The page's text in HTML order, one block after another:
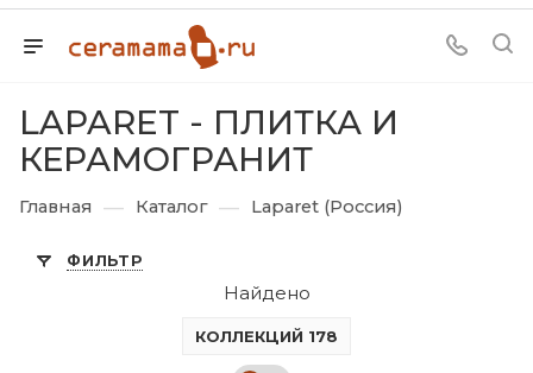
LAPARET - ПЛИТКА И
КЕРАМОГРАНИТ
Главная — Каталог — Laparet (Россия)
ФИЛЬТР
Найдено
КОЛЛЕКЦИЙ 178